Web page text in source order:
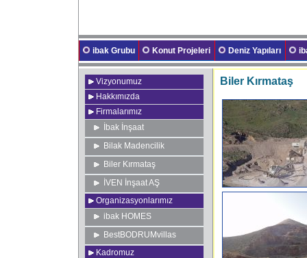
ibak Grubu Konut Projeleri Deniz Yapıları
Vizyonumuz
Hakkımızda
Firmalarımız
İbak İnşaat
Bilak Madencilik
Biler Kırmataş
İVEN İnşaat AŞ
Organizasyonlarımız
ibak HOMES
BestBODRUMvillas
Kadromuz
Biler Kırmataş